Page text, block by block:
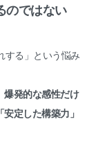
のではない
する」という悩み
爆発的な感性だけ
定した構築力」